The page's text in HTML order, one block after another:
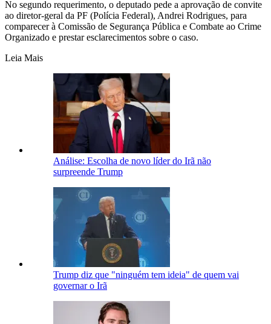
No segundo requerimento, o deputado pede a aprovação de convite
ao diretor-geral da PF (Polícia Federal), Andrei Rodrigues, para
comparecer à Comissão de Segurança Pública e Combate ao Crime
Organizado e prestar esclarecimentos sobre o caso.
Leia Mais
Análise: Escolha de novo líder do Irã não
surpreende Trump
Trump diz que "ninguém tem ideia" de quem vai
governar o Irã